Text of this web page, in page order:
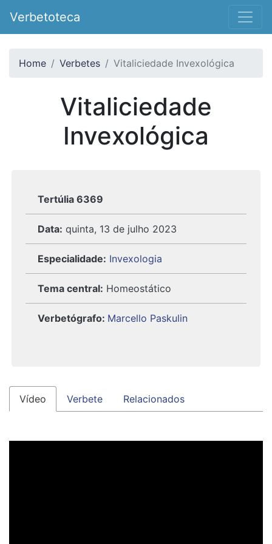
Verbetoteca
Home Verbetes Vitaliciedade Invexológica
Vitaliciedade
Invexológica
Tertúlia 6369
Data: quinta, 13 de julho 2023
Especialidade: Invexologia
Tema central: Homeostático
Verbetógrafo: Marcello Paskulin
Vídeo Verbete Relacionados